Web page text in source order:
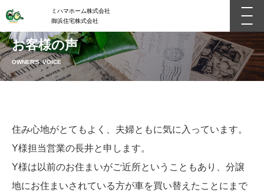
ミハマホーム株式会社
御浜住宅株式会社
お客様の声
OWNER'S VOICE
住み心地がとてもよく、夫婦ともに気に入っています。
Y様担当営業の長井と申します。
Y様は以前のお住まいがご近所ということもあり、分譲
地にお住まいされている方が車を買い替えたことにまで